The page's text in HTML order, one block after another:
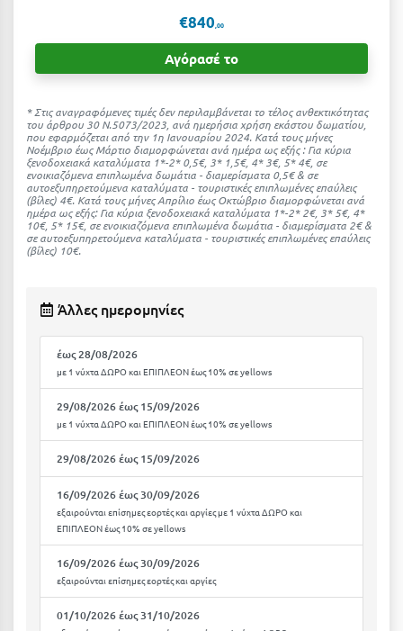
Κομοτηνή
Κόνιτσα
Κόρινθος
Κορώνη
Κουρούτα Ηλείας
Κουφονήσια
Κρήτη
Κύθηρα
Κυλλήνη
Κύμη Ευβοίας
Κυπαρισσία
Κύπρος
Λαγκάδια
Λακόπετρα Αχαΐας
€840 ,00
Αγόρασέ το
* Στις αναγραφόμενες τιμές δεν περιλαμβάνεται το τέλος ανθεκτικότητας
του άρθρου 30 Ν.5073/2023, ανά ημερήσια χρήση εκάστου δωματίου,
που εφαρμόζεται από την 1η Ιανουαρίου 2024. Κατά τους μήνες
Νοέμβριο έως Μάρτιο διαμορφώνεται ανά ημέρα ως εξής : Για κύρια
ξενοδοχειακά καταλύματα 1*-2* 0,5€, 3* 1,5€, 4* 3€, 5* 4€, σε
ενοικιαζόμενα επιπλωμένα δωμάτια - διαμερίσματα 0,5€ & σε
αυτοεξυπηρετούμενα καταλύματα - τουριστικές επιπλωμένες επαύλεις
(βίλες) 4€. Kατά τους μήνες Απρίλιο έως Οκτώβριο διαμορφώνεται ανά
ημέρα ως εξής: Για κύρια ξενοδοχειακά καταλύματα 1*-2* 2€, 3* 5€, 4*
10€, 5* 15€, σε ενοικιαζόμενα επιπλωμένα δωμάτια - διαμερίσματα 2€ &
σε αυτοεξυπηρετούμενα καταλύματα - τουριστικές επιπλωμένες επαύλεις
(βίλες) 10€.
Άλλες ημερομηνίες
έως 28/08/2026
με 1 νύχτα ΔΩΡΟ και ΕΠΙΠΛΕΟΝ έως 10% σε yellows
29/08/2026 έως 15/09/2026
με 1 νύχτα ΔΩΡΟ και ΕΠΙΠΛΕΟΝ έως 10% σε yellows
29/08/2026 έως 15/09/2026
16/09/2026 έως 30/09/2026
εξαιρούνται επίσημες εορτές και αργίες με 1 νύχτα ΔΩΡΟ και
ΕΠΙΠΛΕΟΝ έως 10% σε yellows
16/09/2026 έως 30/09/2026
εξαιρούνται επίσημες εορτές και αργίες
01/10/2026 έως 31/10/2026